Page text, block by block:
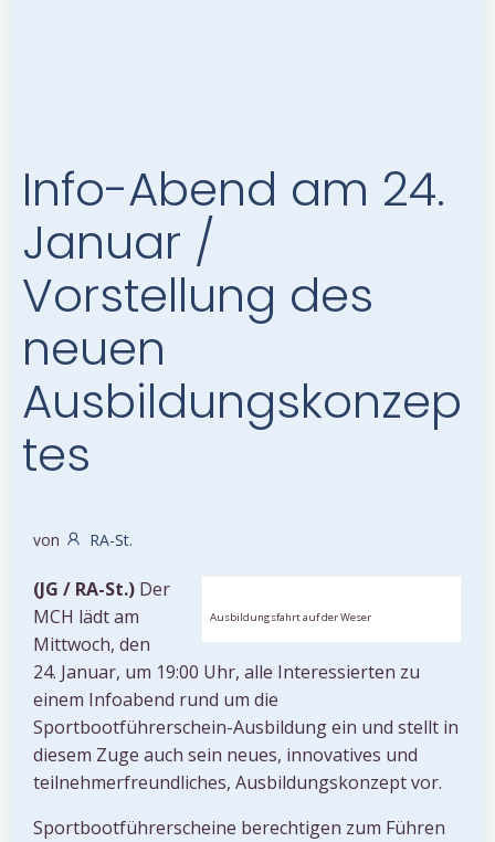
Info-Abend am 24.
Januar /
Vorstellung des
neuen
Ausbildungskonzep
tes
von RA-St.
Ausbildungsfahrt auf der Weser
(JG / RA-St.) Der
MCH lädt am
Mittwoch, den
24. Januar, um 19:00 Uhr, alle Interessierten zu
einem Infoabend rund um die
Sportbootführerschein-Ausbildung ein und stellt in
diesem Zuge auch sein neues, innovatives und
teilnehmerfreundliches, Ausbildungskonzept vor.
Sportbootführerscheine berechtigen zum Führen